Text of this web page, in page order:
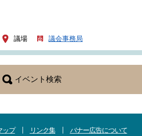
議場 議会事務局
イベント検索
ップ リンク集 バナー広告について